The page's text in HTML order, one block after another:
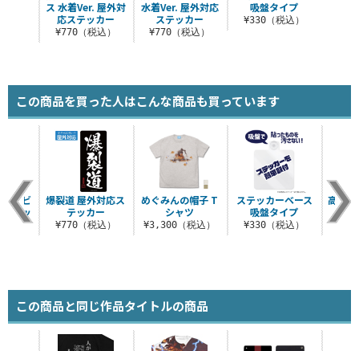
水着Ver. 屋外対応
ステッカー
¥770（税込）
吸盤タイプ
¥330（税込）
ス 水着Ver. 屋外対
応ステッカー
¥770（税込）
この商品を買った人はこんな商品も買っています
めぐみんの帽子 T
シャツ
¥3,300（税込）
ステッカーベース
吸盤タイプ
¥330（税込）
高耳神
対応
ルビ
テッ
爆裂道 屋外対応ス
テッカー
¥770（税込）
この商品と同じ作品タイトルの商品